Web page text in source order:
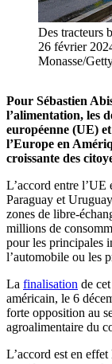
Des tracteurs
26 février
Monasse/
Pour Sébastien
l’alimentation, les
européenne (UE)
l’Europe en
croissante des
L’accord entre
Paraguay et
zones de libre-
millions de
pour les principales
l’automobile ou les
La finalisation de
américain, le 6
forte opposition au
agroalimentaire du
L’accord est en